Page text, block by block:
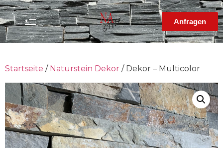
Anfragen
Startseite / Naturstein Dekor / Dekor – Multicolor